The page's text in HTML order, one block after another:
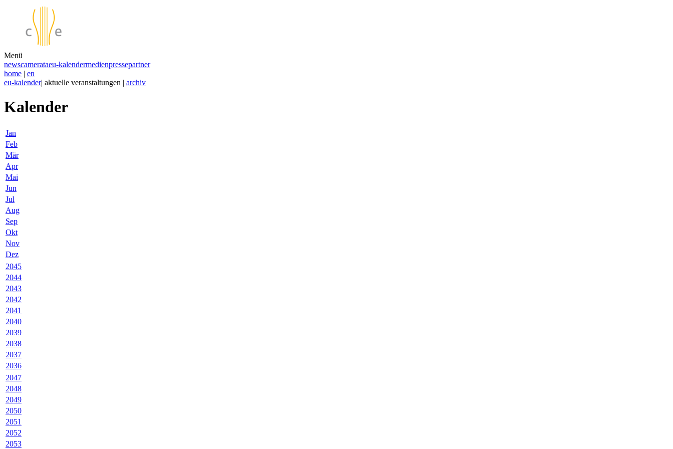
Menü
newscamerataeu-kalendermedienpressepartner
home | en
eu-kalender| aktuelle veranstaltungen | archiv
Kalender
Jan
Feb
Mär
Apr
Mai
Jun
Jul
Aug
Sep
Okt
Nov
Dez
2045
2044
2043
2042
2041
2040
2039
2038
2037
2036
2047
2048
2049
2050
2051
2052
2053